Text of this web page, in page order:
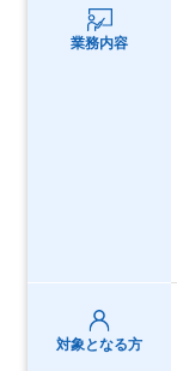
業務内容
対象となる方